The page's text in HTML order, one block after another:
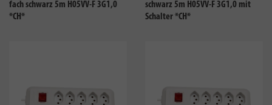
fach schwarz 5m H05VV-F 3G1,0
*CH*
schwarz 5m H05VV-F 3G1,0 mit
Schalter *CH*